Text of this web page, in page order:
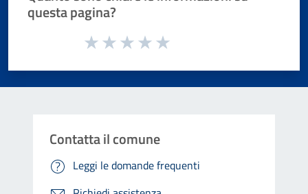
questa pagina?
Valuta da 1 a 5 stelle la pagina
Contatta il comune
Leggi le domande frequenti